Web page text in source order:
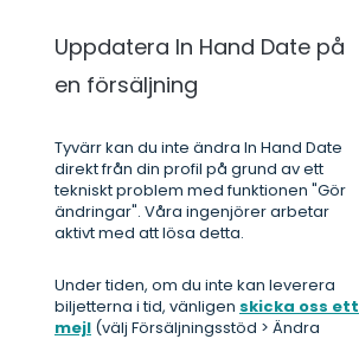
Uppdatera In Hand Date på
en försäljning
Tyvärr kan du inte ändra In Hand Date
direkt från din profil på grund av ett
tekniskt problem med funktionen "Gör
ändringar". Våra ingenjörer arbetar
aktivt med att lösa detta.
Under tiden, om du inte kan leverera
biljetterna i tid, vänligen skicka oss ett
mejl (välj Försäljningsstöd > Ändra